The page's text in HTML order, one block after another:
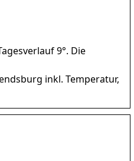
9°. Die
inkl. Temperatur,